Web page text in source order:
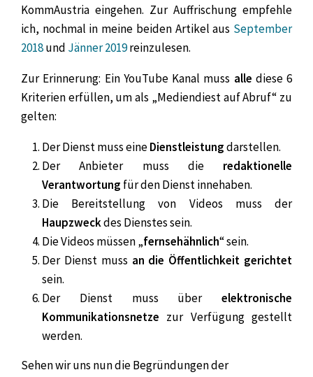
KommAustria eingehen. Zur Auffrischung empfehle
ich, nochmal in meine beiden Artikel aus September
2018und Jänner 2019reinzulesen.
Zur Erinnerung: Ein YouTube Kanal muss alle diese 6
Kriterien erfüllen, um als „Mediendiest auf Abruf“ zu
gelten:
Der Dienst muss eineDienstleistungdarstellen.
Der Anbieter muss die redaktionelle
Verantwortung für den Dienst innehaben.
Die Bereitstellung von Videos muss der
Haupzweckdes Dienstes sein.
Die Videos müssen „fernsehähnlich“ sein.
Der Dienst muss an die Öffentlichkeit gerichtet
sein.
Der Dienst muss über elektronische
Kommunikationsnetze zur Verfügung gestellt
werden.
Sehen wir uns nun die Begründungen der